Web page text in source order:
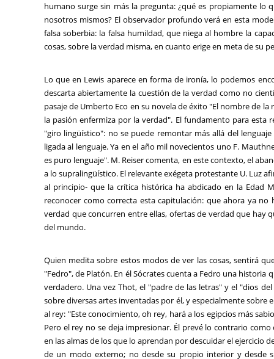
humano surge sin más la pregunta: ¿qué es propiamente lo
nosotros mismos? El observador profundo verá en esta
falsa soberbia: la falsa humildad, que niega al hombre la
cosas, sobre la verdad misma, en cuanto erige en meta de su
Lo que en Lewis aparece en forma de ironía, lo podemos
descarta abiertamente la cuestión de la verdad como no
pasaje de Umberto Eco en su novela de éxito "El nombre de
la pasión enfermiza por la verdad". El fundamento para
"giro lingüístico": no se puede remontar más allá del
ligada al lenguaje. Ya en el año mil novecientos uno F.
es puro lenguaje". M. Reiser comenta, en este contexto, el
a lo supralingüístico. El relevante exégeta protestante U. Luz
al principio- que la crítica histórica ha abdicado en la Edad
reconocer como correcta esta capitulación: que ahora ya
verdad que concurren entre ellas, ofertas de verdad que hay
del mundo.
Quien medita sobre estos modos de ver las cosas, sentirá
"Fedro", de Platón. En él Sócrates cuenta a Fedro una
verdadero. Una vez Thot, el "padre de las letras" y el "dios
sobre diversas artes inventadas por él, y especialmente
al rey: "Este conocimiento, oh rey, hará a los egipcios más
Pero el rey no se deja impresionar. Él prevé lo contrario
en las almas de los que lo aprendan por descuidar el ejercicio
de un modo externo; no desde su propio interior y desde